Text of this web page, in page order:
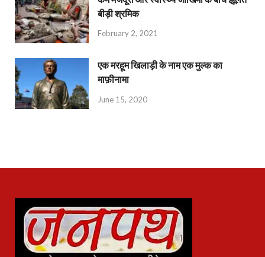
बीड़ी श्रमिक
February 2, 2021
एक मरहूम खिलाड़ी के नाम एक मुल्क का
माफ़ीनामा
June 15, 2020